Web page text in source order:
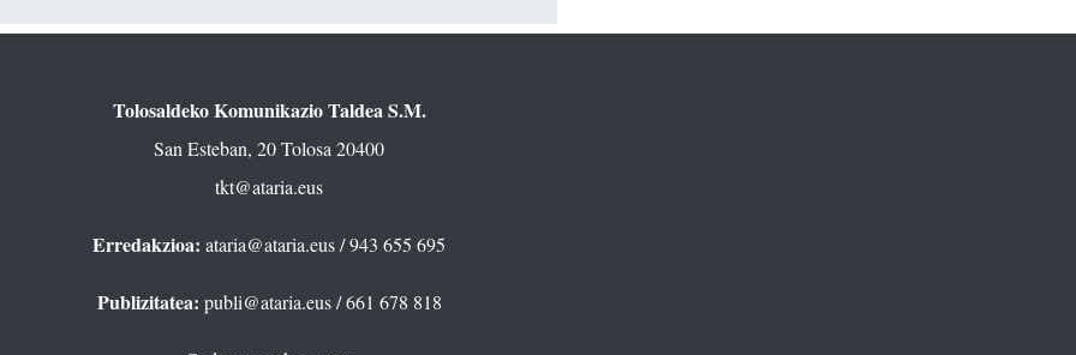
Tolosaldeko Komunikazio Taldea S.M.
San Esteban, 20 Tolosa 20400
tkt@ataria.eus
Erredakzioa: ataria@ataria.eus/ 943 655 695
Publizitatea: publi@ataria.eus/ 661 678 818